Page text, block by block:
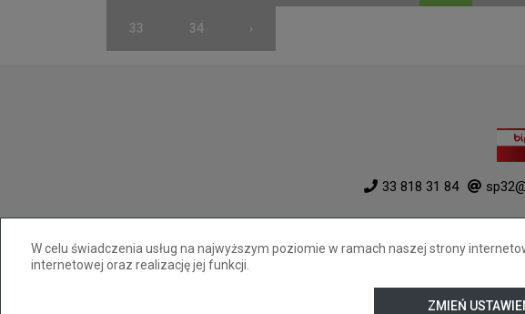
W celu świadczenia usług na najwyższym poziomie w ramach naszej strony
internetowej oraz realizację jej funkcji.
ZMIEŃ
33 34 ›
33 818 31 84